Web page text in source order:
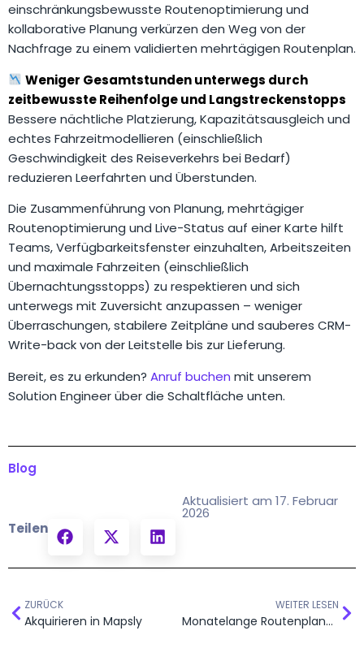
einschränkungsbewusste Routenoptimierung und
kollaborative Planung verkürzen den Weg von der
Nachfrage zu einem validierten mehrtägigen Routenplan.
Weniger Gesamtstunden unterwegs durch
zeitbewusste Reihenfolge und Langstreckenstopps
Bessere nächtliche Platzierung, Kapazitätsausgleich und
echtes Fahrzeitmodellieren (einschließlich
Geschwindigkeit des Reiseverkehrs bei Bedarf)
reduzieren Leerfahrten und Überstunden.
Die Zusammenführung von Planung, mehrtägiger
Routenoptimierung und Live-Status auf einer Karte hilft
Teams, Verfügbarkeitsfenster einzuhalten, Arbeitszeiten
und maximale Fahrzeiten (einschließlich
Übernachtungsstopps) zu respektieren und sich
unterwegs mit Zuversicht anzupassen – weniger
Überraschungen, stabilere Zeitpläne und sauberes CRM-
Write-back von der Leitstelle bis zur Lieferung.
Bereit, es zu erkunden? Anruf buchen mit unserem
Solution Engineer über die Schaltfläche unten.
Blog
Aktualisiert am 17. Februar
2026
Teilen
ZURÜCK
Akquirieren in Mapsly
WEITER LESEN
Monatelange Routenplanung im großen Stil: 30+ Vertreter, 2.000+ Standorte